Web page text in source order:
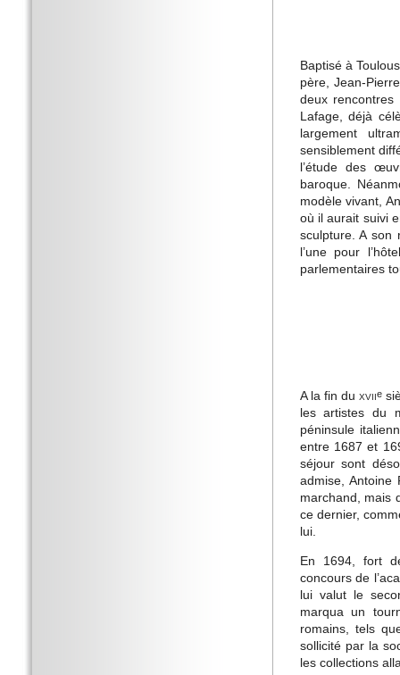
Baptisé à
père, Jean-
deux
Lafage, déjà
largement
sensiblement
l’étude des
baroque.
modèle vivant,
où il aurait suivi
sculpture. A son
l’une pour
parlementaires
A la fin du xviie
les artistes du
péninsule
entre 1687 et
séjour sont
admise, Antoine
marchand, mais
ce dernier,
lui.
En 1694, fort
concours de
lui valut le
marqua un
romains, tels
sollicité par la
les collections